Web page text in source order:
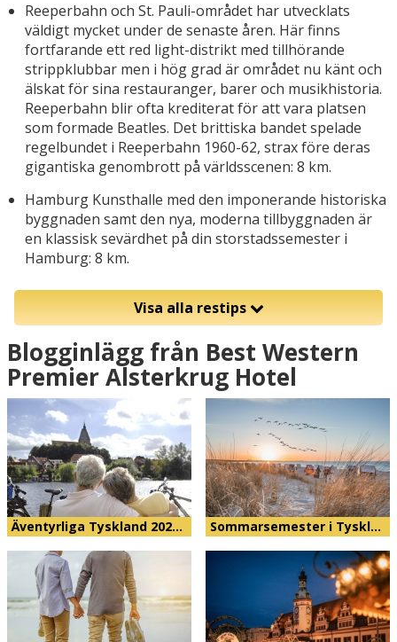
Reeperbahn och St. Pauli-området har utvecklats
väldigt mycket under de senaste åren. Här finns
fortfarande ett red light-distrikt med tillhörande
strippklubbar men i hög grad är området nu känt och
älskat för sina restauranger, barer och musikhistoria.
Reeperbahn blir ofta krediterat för att vara platsen
som formade Beatles. Det brittiska bandet spelade
regelbundet i Reeperbahn 1960-62, strax före deras
gigantiska genombrott på världsscenen: 8 km.
Hamburg Kunsthalle med den imponerande historiska
byggnaden samt den nya, moderna tillbyggnaden är
en klassisk sevärdhet på din storstadssemester i
Hamburg: 8 km.
Visa alla restips
Blogginlägg från Best Western
Premier Alsterkrug Hotel
Äventyrliga Tyskland 202… Sommarsemester i Tyskl…